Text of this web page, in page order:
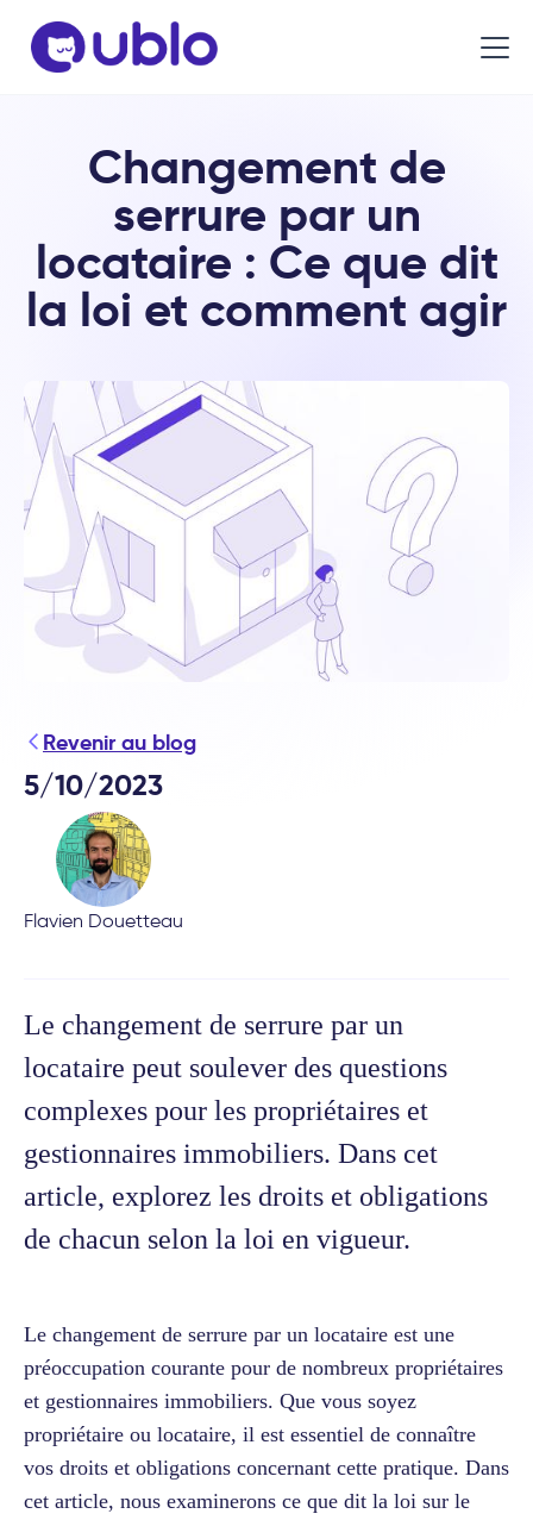
Changement de
serrure par un
locataire : Ce que dit
la loi et comment agir
Revenir au blog
5/10/2023
Flavien Douetteau
Le changement de serrure par un
locataire peut soulever des questions
complexes pour les propriétaires et
gestionnaires immobiliers. Dans cet
article, explorez les droits et obligations
de chacun selon la loi en vigueur.
Le changement de serrure par un locataire est une
préoccupation courante pour de nombreux propriétaires
et gestionnaires immobiliers. Que vous soyez
propriétaire ou locataire, il est essentiel de connaître
vos droits et obligations concernant cette pratique. Dans
cet article, nous examinerons ce que dit la loi sur le